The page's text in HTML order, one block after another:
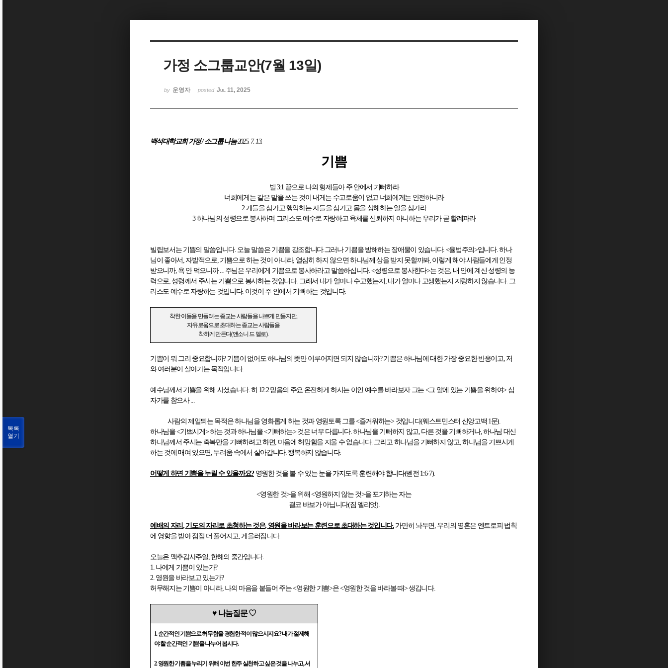
가정 소그룹교안(7월 13일)
by 운영자 posted Jul 11, 2025
백석대학교회 가정/소그룹 나눔2025. 7. 13.
기쁨
빌 3:1 끝으로 나의 형제들아 주 안에서 기뻐하라
너희에게는 같은 말을 쓰는 것이 내게는 수고로움이 없고 너희에게는 안전하니라
2개들을 삼가고 행악하는 자들을 삼가고 몸을 상해하는 일을 삼가라
3하나님의 성령으로 봉사하며 그리스도 예수로 자랑하고 육체를 신뢰하지 아니하는 우리가 곧 할례파라
빌립보서는 기쁨의 말씀입니다. 오늘 말씀은 기쁨을 강조합니다.그러나 기쁨을 방해하는 장애물이 있습니다. <율법주의>입니다.하나
님이 좋아서 , 자발적으로, 기쁨으로 하는 것이 아니라, 열심히 하지 않으면 하나님께 상을 받지 못할까봐, 이렇게 해야 사람들에게 인정
받으니까, 욕 안 먹으니까... 주님은 우리에게 기쁨으로 봉사하라고 말씀하십니다. <성령으로 봉사한다>는 것은, 내 안에 계신 성령의 능
력으로, 성령께서 주시는 기쁨으로 봉사하는 것입니다. 그래서 내가 얼마나 수고했는지 , 내가 얼마나 고생했는지 자랑하지 않습니다. 그
리스도 예수로 자랑하는 것입니다. 이것이 주 안에서 기뻐하는 것입니다.
착한 이들을 만들려는 종교는 사람들을 나쁘게 만들지만,
자유로움으로 초대하는 종교는 사람들을
착하게 만든다(앤소니 드 멜로).
기쁨이 뭐 그리 중요합니까? 기쁨이 없어도 하나님의 뜻만 이루어지면 되지 않습니까?기쁨은 하나님에 대한 가장 중요한 반응이고, 저
와 여러분이 살아가는 목적입니다.
예수님께서 기쁨을 위해 사셨습니다.히 12:2믿음의 주요 온전하게 하시는 이인 예수를 바라보자 그는 <그 앞에 있는 기쁨을 위하여> 십
자가를 참으사...
사람의 제일되는 목적은 하나님을 영화롭게 하는 것과 영원토록 그를<즐거워하는> 것입니다(웨스트민스터 신앙고백 1문).
하나님을<기쁘시게 >하는 것과 하나님을<기뻐하는>것은 너무 다릅니다.하나님을 기뻐하지 않고, 다른 것을 기뻐하거나,하나님 대신
하나님께서 주시는 축복만을 기뻐하려고 하면, 마음에 허망함을 지울 수 없습니다. 그리고 하나님을 기뻐하지 않고,하나님을 기쁘시게
하는 것에 매여 있으면, 두려움 속에서 살아갑니다. 행복하지 않습니다.
어떻게 하면 기쁨을 누릴 수 있을까요? 영원한 것을 볼 수 있는 눈을 가지도록 훈련해야 합니다(벧전 1:6-7).
<영원한 것>을 위해<영원하지 않는 것>을 포기하는 자는
결코 바보가 아닙니다(짐 엘리엇).
예배의 자리 , 기도의 자리로 초청하는 것은, 영원을 바라보는 훈련으로 초대하는 것입니다. 가만히 놔두면, 우리의 영혼은 엔트로피 법칙
에 영향을 받아 점점 더 풀어지고,게을러집니다.
오늘은 맥추감사주일, 한해의 중간입니다.
1. 나에게 기쁨이 있는가?
2. 영원을 바라보고 있는가?
허무해지는 기쁨이 아니라, 나의 마음을 붙들어 주는<영원한 기쁨>은<영원한 것을 바라볼 때>생깁니다.
♥ 나눔질문♡
1.순간적인 기쁨으로 허무함을 경험한 적이 많으시지요?내가 절제해
야 할 순간적인 기쁨을 나누어 봅시다.
2.영원한 기쁨을 누리기 위해 이번 한주 실천하고 싶은 것을 나누고,서
목록
열기
Sketchbook5, 스케치북5
Sketchbook5, 스케치북5